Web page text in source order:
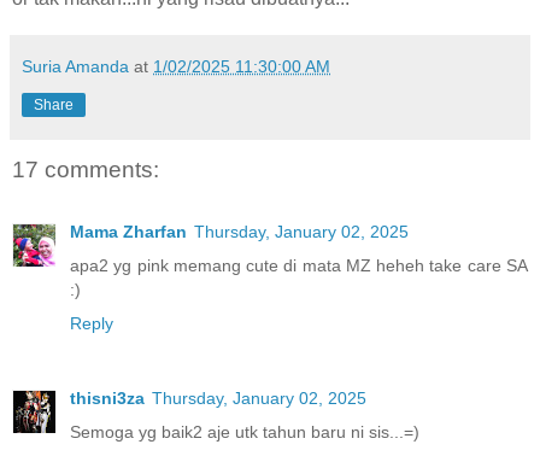
Suria Amanda at 1/02/2025 11:30:00 AM
Share
17 comments:
Mama Zharfan Thursday, January 02, 2025
apa2 yg pink memang cute di mata MZ heheh take care SA
:)
Reply
thisni3za Thursday, January 02, 2025
Semoga yg baik2 aje utk tahun baru ni sis...=)